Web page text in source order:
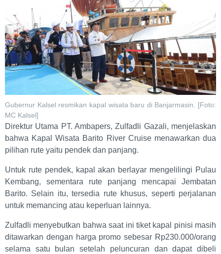
Gubernur Kalsel resmikan kapal wisata baru di Banjarmasin. [Foto:
MC Kalsel]
Direktur Utama PT. Ambapers, Zulfadli Gazali, menjelaskan
bahwa Kapal Wisata Barito River Cruise menawarkan dua
pilihan rute yaitu pendek dan panjang.
Untuk rute pendek, kapal akan berlayar mengelilingi Pulau
Kembang, sementara rute panjang mencapai Jembatan
Barito. Selain itu, tersedia rute khusus, seperti perjalanan
untuk memancing atau keperluan lainnya.
Zulfadli menyebutkan bahwa saat ini tiket kapal pinisi masih
ditawarkan dengan harga promo sebesar Rp230.000/orang
selama satu bulan setelah peluncuran dan dapat dibeli